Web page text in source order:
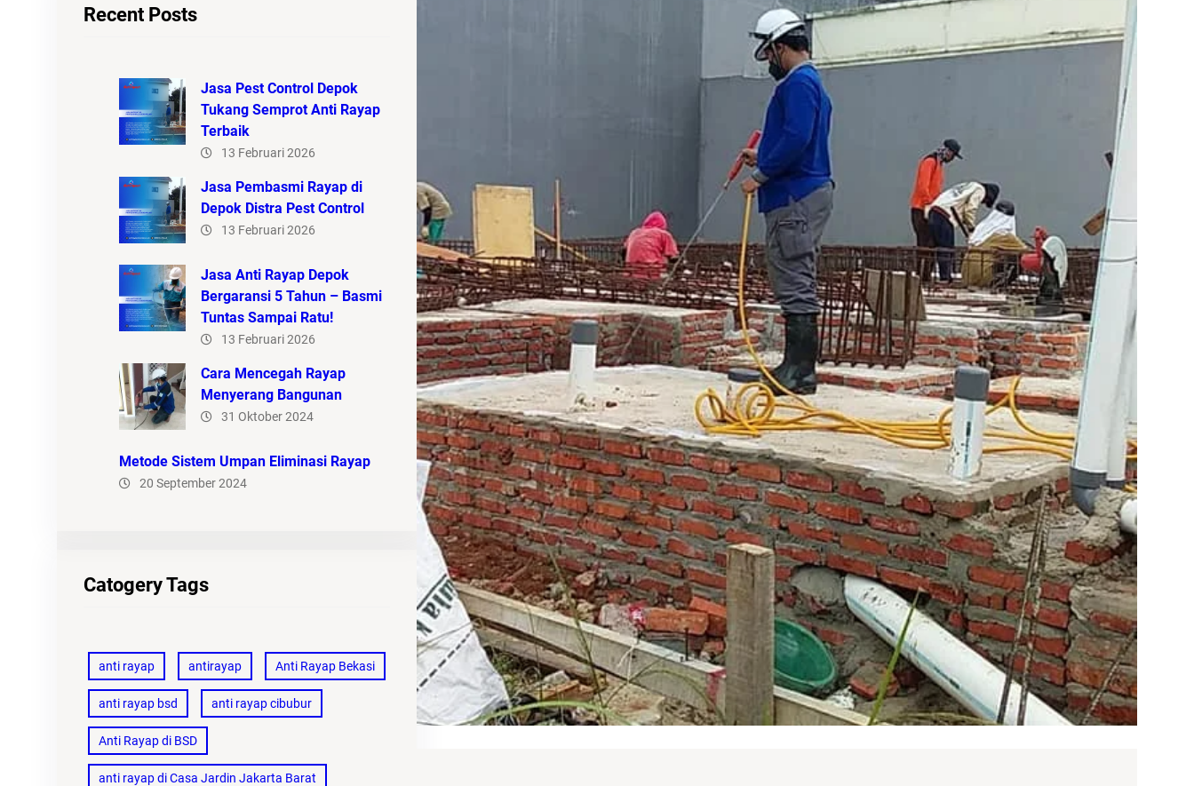
Recent Posts
Jasa Pest Control Depok
Tukang Semprot Anti Rayap
Terbaik
13 Februari 2026
Jasa Pembasmi Rayap di
Depok Distra Pest Control
13 Februari 2026
Jasa Anti Rayap Depok
Bergaransi 5 Tahun – Basmi
Tuntas Sampai Ratu!
13 Februari 2026
Cara Mencegah Rayap
Menyerang Bangunan
31 Oktober 2024
Metode Sistem Umpan Eliminasi Rayap
20 September 2024
Catogery Tags
anti rayap antirayap Anti Rayap Bekasi
anti rayap bsd anti rayap cibubur
Anti Rayap di BSD
anti rayap di Casa Jardin Jakarta Barat